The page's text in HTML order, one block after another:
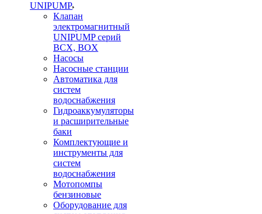
UNIPUMP
Клапан
электромагнитный
UNIPUMP серий
BCX, BOX
Насосы
Насосные станции
Автоматика для
систем
водоснабжения
Гидроаккумуляторы
и расширительные
баки
Комплектующие и
инструменты для
систем
водоснабжения
Мотопомпы
бензиновые
Оборудование для